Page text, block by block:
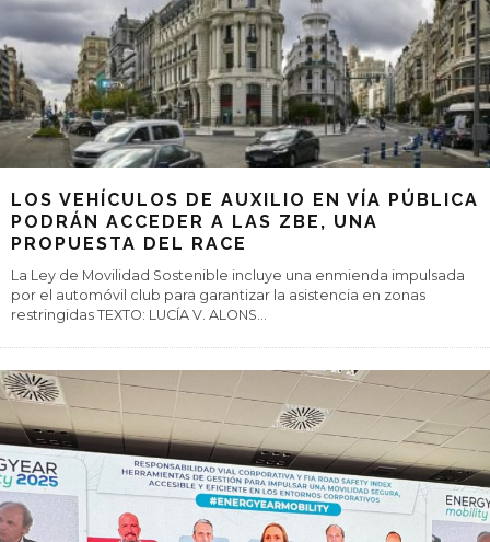
LOS VEHÍCULOS DE AUXILIO EN VÍA PÚBLICA
PODRÁN ACCEDER A LAS ZBE, UNA
PROPUESTA DEL RACE
La Ley de Movilidad Sostenible incluye una enmienda impulsada
por el automóvil club para garantizar la asistencia en zonas
restringidas TEXTO: LUCÍA V. ALONS